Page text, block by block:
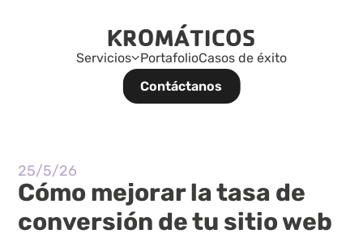
Servicios PortafolioCasos de éxito
Contáctanos
25/5/26
Cómo mejorar la tasa de
conversión de tu sitio web